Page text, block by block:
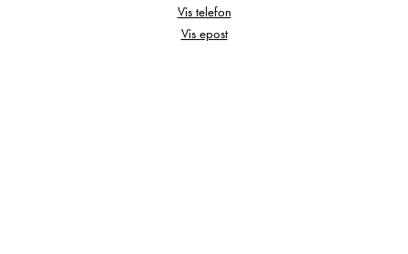
Det er rikelig med lasteplass under sengen.
Vis telefon
Vis epost